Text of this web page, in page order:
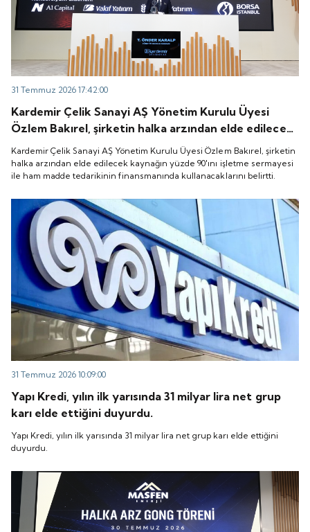
31 Temmuz 2026 17:42:00
Kardemir Çelik Sanayi AŞ Yönetim Kurulu Üyesi
Özlem Bakırel, şirketin halka arzından elde edilecek
kaynağın yüzde 90'ını işletme sermayesi ile ham
madde tedarikinin finansmanında kullanacaklarını
belirtti.
Kardemir Çelik Sanayi AŞ Yönetim Kurulu Üyesi Özlem Bakırel, şirketin
halka arzından elde edilecek kaynağın yüzde 90'ını işletme sermayesi
ile ham madde tedarikinin finansmanında kullanacaklarını belirtti.
31 Temmuz 2026 10:09:00
Yapı Kredi, yılın ilk yarısında 31 milyar lira net grup
karı elde ettiğini duyurdu.
Yapı Kredi, yılın ilk yarısında 31 milyar lira net grup karı elde ettiğini
duyurdu.